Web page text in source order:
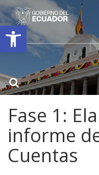
Open toolbar
Fase 1:
informe
Cuentas